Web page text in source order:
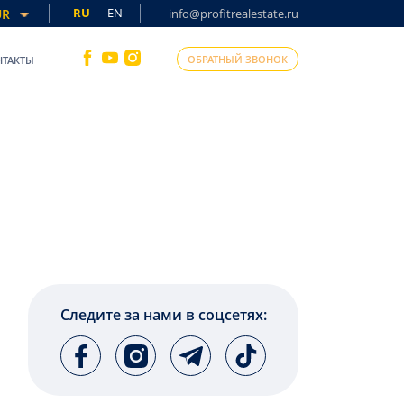
RU EN info@profitrealestate.ru
ОБРАТНЫЙ ЗВОНОК
Следите за нами в соцсетях: